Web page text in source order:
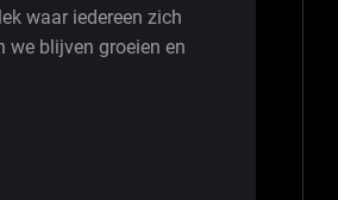
waar iedereen zich
we blijven groeien en